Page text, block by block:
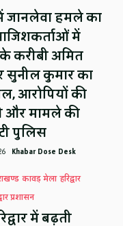
हमले का
में
करीबी अमित
सुनील कुमार का
आरोपियों की
और मामले की
पुलिस
Khabar Dose Desk
कावड़ मेला हरिद्वार
प्रशासन
में बढ़ती